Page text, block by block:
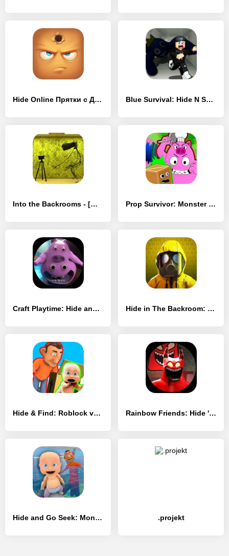
Hide Online Прятки с Друзьями - [MOD Бесконечные монеты] Blue Survival: Hide N Seek - [MOD Много монет]
Into the Backrooms - [MOD Много монет] Prop Survivor: Monster Hunt - [MOD Много денег]
Craft Playtime: Hide and Seek - [MOD Много денег] Hide in The Backroom: Побег - [MOD Много монет]
Hide & Find: Roblock vs Props - [MOD Много денег] Rainbow Friends: Hide 'N Seek - [MOD Бесконечные деньги]
Hide and Go Seek: Monster Hunt - [MOD Бесконечные деньги] .projekt